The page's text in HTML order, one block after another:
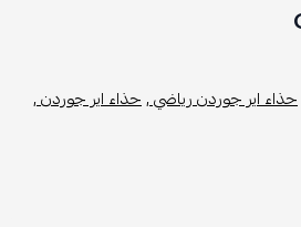
حذاء اير جوردن رياضي ,حذاء اير جوردن ,